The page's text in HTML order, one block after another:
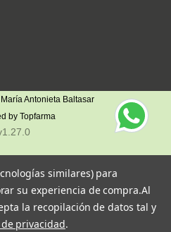
Antonieta Baltasar
by Topfarma
similares) para
su experiencia de compra.Al
la recopilación de datos tal y
privacidad.